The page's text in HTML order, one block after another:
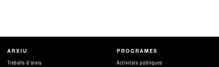
ARXIU
Treballs d'arxiu
PROGRAMES
Activitats públiques